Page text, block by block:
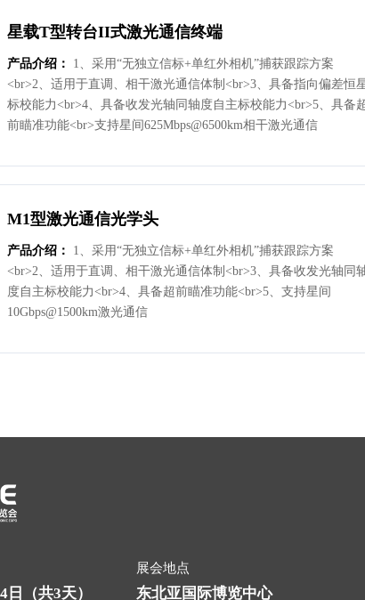
星载T型转台II式激光通信终端
产品介绍：
1、采用“无独立信标+单红外相机”捕获跟踪方案
<br>2、适用于直调、相干激光通信体制<br>3、具备指向偏差恒
标校能力<br>4、具备收发光轴同轴度自主标校能力<br>5、具备
前瞄准功能<br>支持星间625Mbps@6500km相干激光通信
M1型激光通信光学头
产品介绍：
1、采用“无独立信标+单红外相机”捕获跟踪方案
<br>2、适用于直调、相干激光通信体制<br>3、具备收发光轴同
度自主标校能力<br>4、具备超前瞄准功能<br>5、支持星间
10Gbps@1500km激光通信
（共3天）
展会地点
东北亚国际博览中心